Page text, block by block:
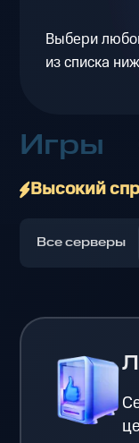
Выбери
из списка
Игры
Высокий
Все серверы